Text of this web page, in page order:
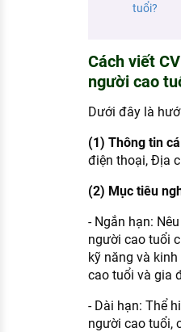
HƯỚNG NGHIỆP VIỆC LÀM
Xu hướng việc làm
TUYỂN DỤNG VIỆC LÀM
tuổi?
Cách viết
người cao
Dưới đây là
(1) Thông tin
điện thoại, Địa
(2) Mục tiêu
- Ngắn hạn:
người cao tuổi
kỹ năng và
cao tuổi và gia
- Dài hạn: Thể
người cao tuổi,